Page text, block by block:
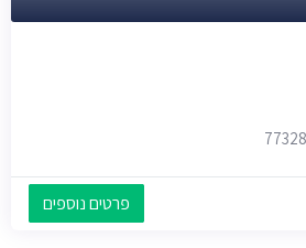
פרטים נוספים